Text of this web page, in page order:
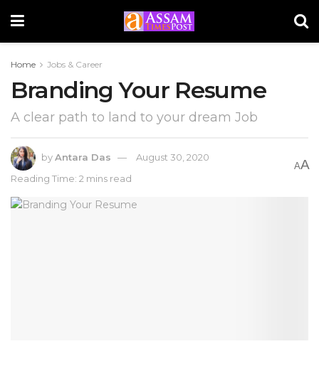
Home Jobs & Career
Branding Your Resume
A clear path to land to your dream Job
byAntara Das
August 30, 2020
Reading Time: 2 mins read
AA